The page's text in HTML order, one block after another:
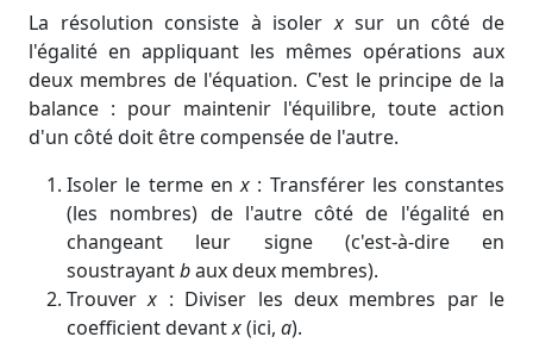
La résolution consiste à isolerxsur un côté de
l'égalité en appliquant les mêmes opérations aux
deux membres de l'équation. C'est le principe de la
balance : pour maintenir l'équilibre, toute action
d'un côté doit être compensée de l'autre.
Isoler le terme enx : Transférer les constantes
(les nombres) de l'autre côté de l'égalité en
changeant leur signe (c'est-à-dire en
soustrayantbaux deux membres).
Trouverx : Diviser les deux membres par le
coefficient devantx(ici, a).